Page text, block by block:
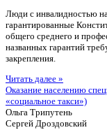
Люди с инвалидностью
гарантированные
общего среднего и
названных гарантий
закрепления.
Читать далее »
Оказание населению
«социальное такси»)
Ольга Трипутень
Сергей Дроздовский